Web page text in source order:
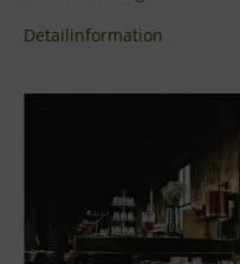
Detailinformation